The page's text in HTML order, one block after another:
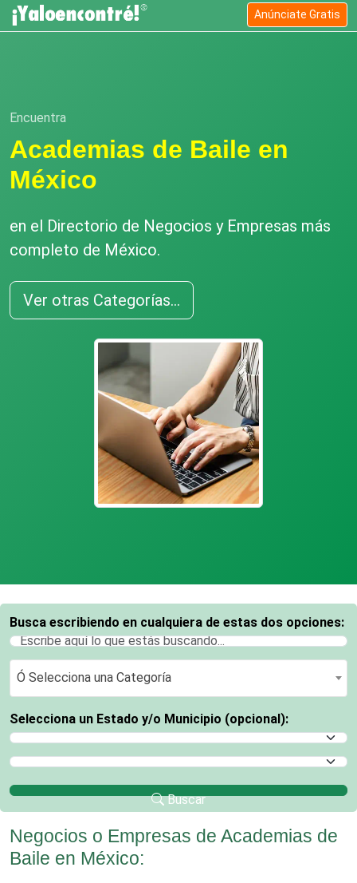
Anúnciate Gratis
Encuentra
Academias de Baile en
México
en el Directorio de Negocios y Empresas más
completo de México.
Ver otras Categorías...
Busca escribiendo en cualquiera de estas dos opciones:
Ó Selecciona una Categoría
Ó Selecciona una Categoría
Selecciona un Estado y/o Municipio (opcional):
Selecciona un Estado
Selecciona un Municipio
Buscar
Negocios o Empresas de Academias de
Baile en México: